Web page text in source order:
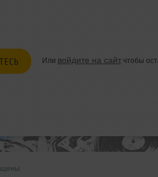
Или войдите на сайтчтобы